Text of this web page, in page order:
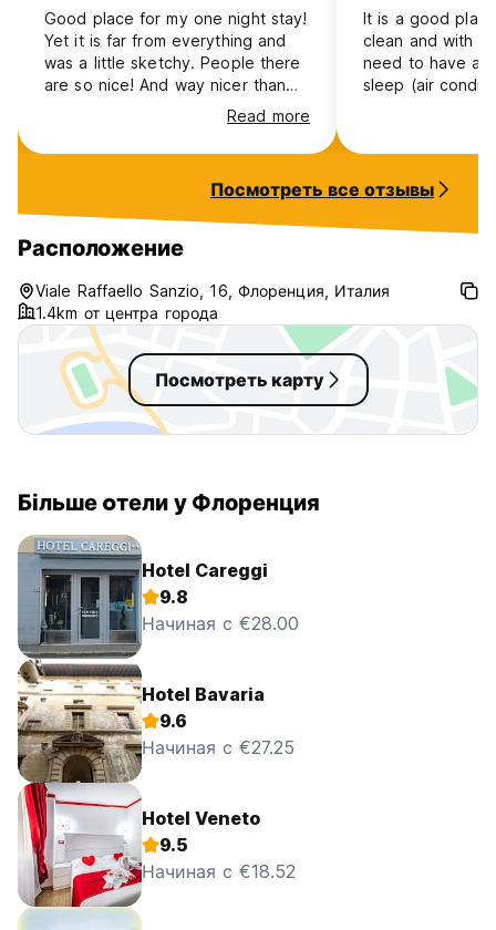
Good place for my one night stay!
Yet it is far from everything and
was a little sketchy. People there
are so nice! And way nicer than
the reviews admit, but those
reviews made me anxious of bed
bugs. Also because our room had
that wasn’t very clean so I was
suspicious but no bed bugs and
pretty cute. Breakfast is included
which is always nice (just note
some food is stale) but great for a
cheap place to stay! Also not a
“youth hostel”! Just hotel
Read more
It is a good
clean and with
need to have a
sleep (air
is very friendly,
have the
sightseeing, I
perfect since it
walk from the
tourist area.
Посмотреть все отзывы
Расположение
Viale Raffaello Sanzio, 16, Флоренция, Италия
1.4km от центра города
Посмотреть карту
Більше oтели у Флоренция
Hotel Careggi
9.8
Начиная с €28.00
Hotel Bavaria
9.6
Начиная с €27.25
Hotel Veneto
9.5
Начиная с €18.52